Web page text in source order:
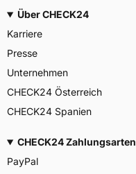
Über CHECK24
Karriere
Presse
Unternehmen
CHECK24 Österreich
CHECK24 Spanien
CHECK24 Zahlungsarten
PayPal